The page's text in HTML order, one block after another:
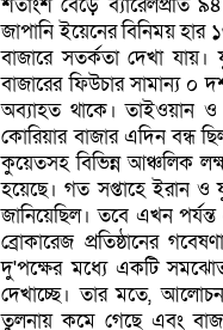
জাপানি ইয়েনের বিনিময় হার
বাজারে সতর্কতা দেখা যায়।
বাজারের ফিউচার সামান্য ০
অব্যাহত থাকে। তাইওয়ান ও
কোরিয়ার বাজার এদিন বন্ধ
কুয়েতসহ বিভিন্ন আঞ্চলিক
হয়েছে। গত সপ্তাহে ইরান ও
জানিয়েছিল। তবে এখন পর্যন্ত
ব্রোকারেজ প্রতিষ্ঠানের
দু'পক্ষের মধ্যে একটি
দেখাচ্ছে। তার মতে,
তুলনায় কমে গেছে এবং